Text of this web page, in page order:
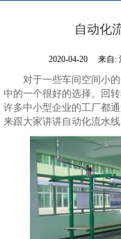
自动化
2020-04-20 来自:
对于一些车间空间小的
中的一个很好的选择。回
许多中小型企业的工厂都
来跟大家讲讲自动化流水线